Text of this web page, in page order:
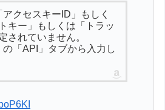
クセスキーID」もしく
キー」もしくは「トラッ
されていません。
の「API」タブから入力し